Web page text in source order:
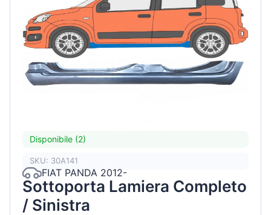
Disponibile (2)
SKU: 30A141
FIAT PANDA 2012-
Sottoporta Lamiera Completo
/ Sinistra